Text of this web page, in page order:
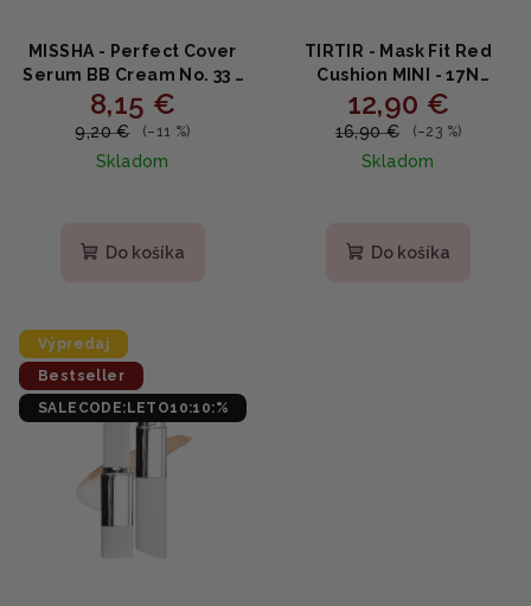
MISSHA - Perfect Cover
Serum BB Cream No. 33 -
Rozjasňujúci BB krém s
niacínamidom a
fermentmi 20ml
8,15 €
9,20 € (–11 %)
Skladom
Do košíka
TIRTIR - Mask Fit Red
Cushion MINI - 17N
VANILLA - Dlhotrvajúci
krycí cushion s SPF 40,
niacínamidom a
propolisom 4.5g
12,90 €
16,90 € (–23 %)
Skladom
Do košíka
Výpredaj
Bestseller
SALECODE:LETO10:10:%